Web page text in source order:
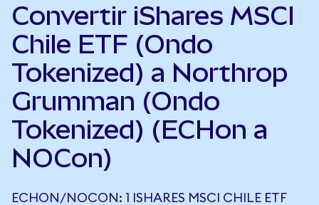
Convertir iShares MSCI
Chile ETF (Ondo
Tokenized) a Northrop
Grumman (Ondo
Tokenized) (ECHon a
NOCon)
ECHON/NOCON: 1 ISHARES MSCI CHILE ETF